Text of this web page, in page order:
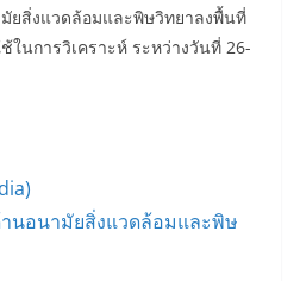
ยสิ่งแวดล้อมและพิษวิทยาลงพื้นที่
ในการวิเคราะห์ ระหว่างวันที่ 26-
นอนามัยสิ่งแวดล้อมและพิษ